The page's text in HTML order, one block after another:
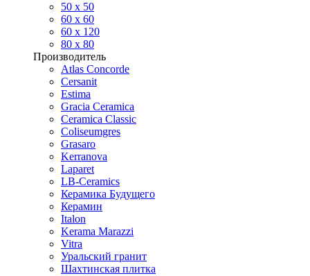
50 x 50
60 х 60
60 x 120
80 x 80
Производитель
Atlas Concorde
Cersanit
Estima
Gracia Ceramica
Ceramica Classic
Coliseumgres
Grasaro
Kerranova
Laparet
LB-Ceramics
Керамика Будущего
Керамин
Italon
Kerama Marazzi
Vitra
Уральский гранит
Шахтинская плитка